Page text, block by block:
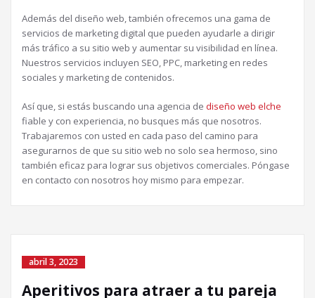
Además del diseño web, también ofrecemos una gama de
servicios de marketing digital que pueden ayudarle a dirigir
más tráfico a su sitio web y aumentar su visibilidad en línea.
Nuestros servicios incluyen SEO, PPC, marketing en redes
sociales y marketing de contenidos.
Así que, si estás buscando una agencia de diseño web elche
fiable y con experiencia, no busques más que nosotros.
Trabajaremos con usted en cada paso del camino para
asegurarnos de que su sitio web no solo sea hermoso, sino
también eficaz para lograr sus objetivos comerciales. Póngase
en contacto con nosotros hoy mismo para empezar.
abril 3, 2023
Aperitivos para atraer a tu pareja